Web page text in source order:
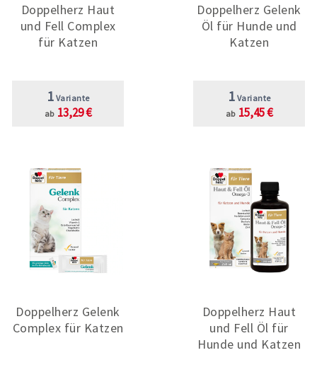
Doppelherz Haut
und Fell Complex
für Katzen
1 Variante
ab 13,29 €
Doppelherz Gelenk
Öl für Hunde und
Katzen
1 Variante
ab 15,45 €
Doppelherz Gelenk
Complex für Katzen
Doppelherz Haut
und Fell Öl für
Hunde und Katzen